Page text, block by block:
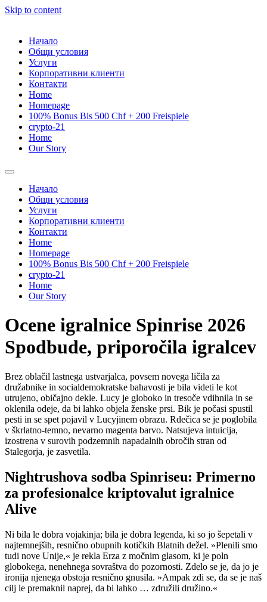
Skip to content
Начало
Общи условия
Услуги
Корпоративни клиенти
Контакти
Home
Homepage
100% Bonus Bis 500 Chf + 200 Freispiele
crypto-21
Home
Our Story
Начало
Общи условия
Услуги
Корпоративни клиенти
Контакти
Home
Homepage
100% Bonus Bis 500 Chf + 200 Freispiele
crypto-21
Home
Our Story
Ocene igralnice Spinrise 2026
Spodbude, priporočila igralcev
Brez oblačil lastnega ustvarjalca, povsem novega ličila za
družabnike in socialdemokratske bahavosti je bila videti le kot
utrujeno, običajno dekle. Lucy je globoko in tresoče vdihnila in se
oklenila odeje, da bi lahko objela ženske prsi. Bik je počasi spustil
pesti in se spet pojavil v Lucyjinem obrazu. Rdečica se je poglobila
v škrlatno-temno, nevarno magenta barvo. Natsujeva intuicija,
izostrena v surovih podzemnih napadalnih obročih stran od
Stalegorja, je zasvetila.
Nightrushova sodba Spinriseu: Primerno
za profesionalce kriptovalut igralnice
Alive
Ni bila le dobra vojakinja; bila je dobra legenda, ki so jo šepetali v
najtemnejših, resnično obupnih kotičkih Blatnih dežel. »Plenili smo
tudi nove Unije,« je rekla Erza z močnim glasom, ki je poln
globokega, nenehnega sovraštva do pozornosti. Zdelo se je, da jo je
ironija njenega obstoja resnično gnusila. »Ampak zdi se, da se je naš
cilj le premaknil naprej, da bi lahko … združili družino.«